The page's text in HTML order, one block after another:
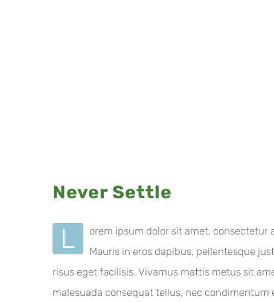
Never Settle
L
orem ipsum dolor sit amet,
Mauris in eros dapibus, pellentesque
risus eget facilisis. Vivamus mattis metus sit
malesuada consequat tellus, nec